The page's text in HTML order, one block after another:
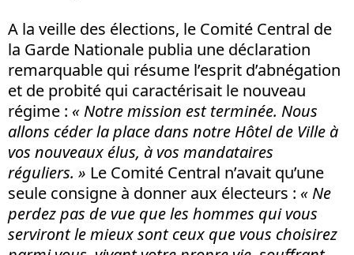
A la veille des élections, le Comité Central de
la Garde Nationale publia une déclaration
remarquable qui résume l’esprit d’abnégation
et de probité qui caractérisait le nouveau
régime : «Notre mission est terminée. Nous
allons céder la place dans notre Hôtel de Ville à
vos nouveaux élus, à vos mandataires
réguliers. » Le Comité Central n’avait qu’une
seule consigne à donner aux électeurs : «Ne
perdez pas de vue que les hommes qui vous
serviront le mieux sont ceux que vous choisirez